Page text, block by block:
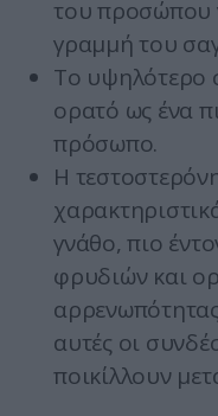
του προσώπου
γραμμή του
Το υψηλότερο
ορατό ως ένα
πρόσωπο.
Η
γνάθο, πιο
φρυδιών και
αυτές οι
ποικίλλουν